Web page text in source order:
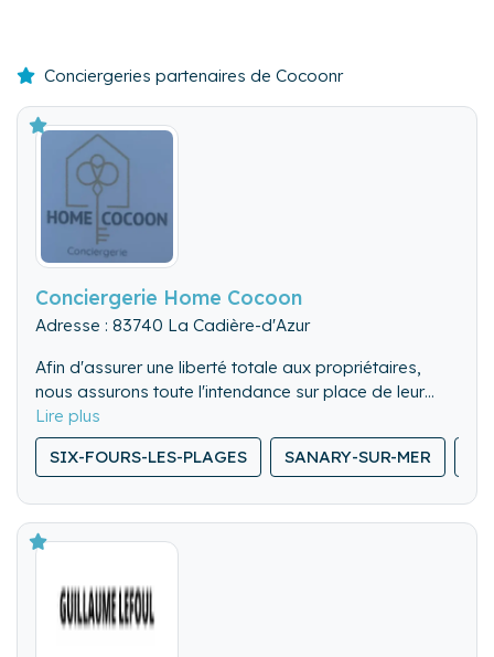
Conciergeries partenaires de Cocoonr
Conciergerie Home Cocoon
Adresse : 83740 La Cadière-d'Azur
Afin d'assurer une liberté totale aux propriétaires,
nous assurons toute l'intendance sur place de leur
bien au cours des locations des divers voyageurs :
Check in, Check out, entretien du bien, communication
avec les voyageurs, livret d accueil.
SIX-FOURS-LES-PLAGES SANARY-SUR-MER